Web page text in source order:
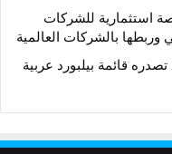
استثمارية للشركات
بالشركات العالمية
قائمة بيلبورد عربية